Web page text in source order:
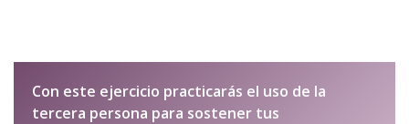
Con este ejercicio practicarás el uso de la
tercera persona para sostener tus